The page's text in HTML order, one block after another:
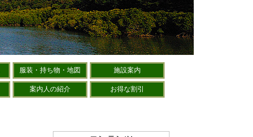
服装・持ち物・地図 施設案内
案内人の紹介 お得な割引